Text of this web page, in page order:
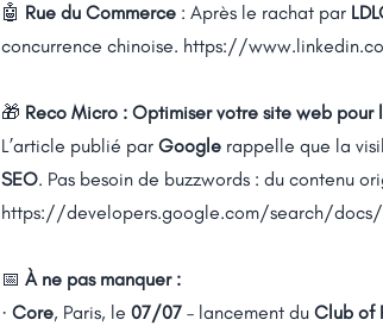
🤖 Rue du Commerce : Après le rachat par
concurrence chinoise. https://
🎁 Reco Micro : Optimiser votre site web
L’article publié par Google rappelle que la
SEO. Pas besoin de buzzwords : du contenu
https://developers.google.com/search/
📅 À ne pas manquer :
· Core, Paris, le 07/07 – lancement du Club of